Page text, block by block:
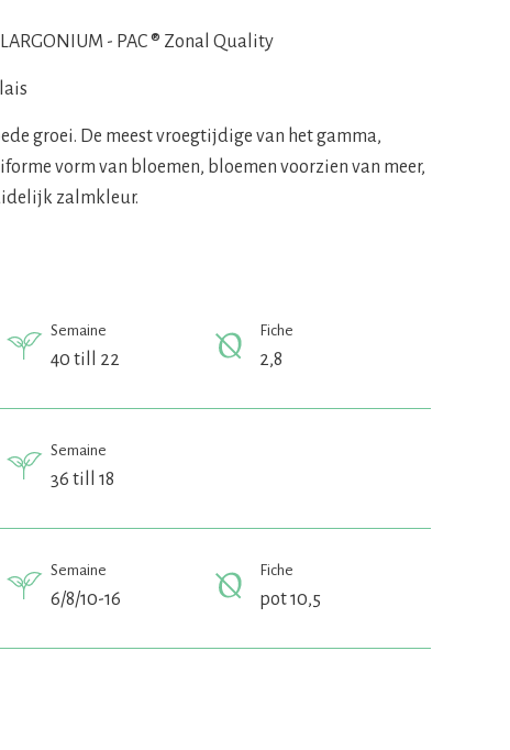
- PAC ® Zonal Quality
groei. De meest vroegtijdige van het gamma,
vorm van bloemen, bloemen voorzien van meer,
zalmkleur.
Semaine
40 till 22
Fiche
2,8
Semaine
36 till 18
Semaine
6/8/10-16
Fiche
pot 10,5